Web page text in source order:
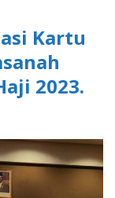
Kartu
2023.